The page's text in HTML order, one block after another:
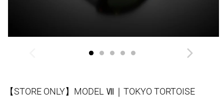
【STORE ONLY】MODEL Ⅶ｜TOKYO TORTOISE